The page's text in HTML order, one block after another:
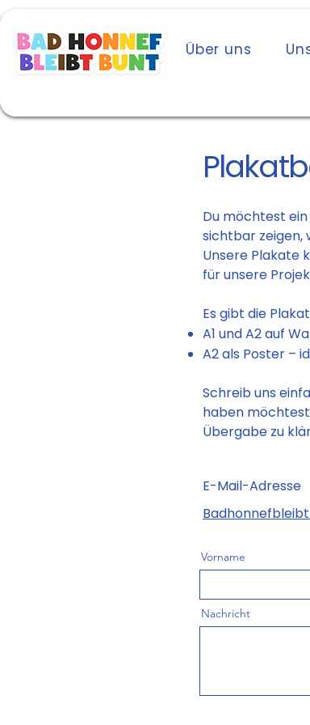
Start Über uns
E-Mail-Adresse
Vorname
Nachricht
Du möchtest ein
sichtbar zeigen,
Unsere Plakate
für unsere
Es gibt die
A1 und A2 auf
A2 als Poster –
Schreib uns
haben
Übergabe zu